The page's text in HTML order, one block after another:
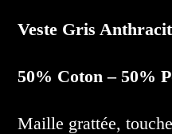
Veste Gris
50% Coton – 50%
Maille grattée,